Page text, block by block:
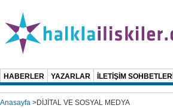
HABERLER YAZARLAR İLETİŞİM SOHBETLERİ
Anasayfa >DİJİTAL VE SOSYAL MEDYA